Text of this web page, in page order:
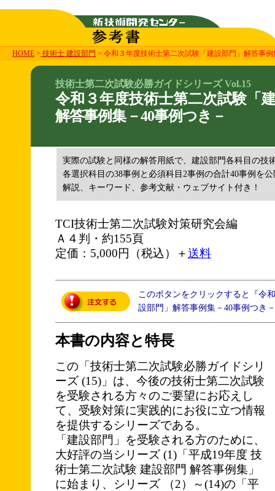
HOME > 技術士 建設部門 > 令和３年度技術士第二次試験「建設部門」解答事
技術士第二次試験必勝ガイドシリーズ Vol.15
令和３年度技術士第二次試験「
解答事例集－40事例つき－
実際の試験と同様の解答用紙で、建設部門各科目の技
各選択科目の38事例と必須科目2事例の合計40事例を公
解説、キーワード、参考文献・ウェブサイト付き！
TCI技術士第二次試験対策研究会編
Ａ４判・約155頁
定価：5,000円（税込）＋送料
このボタンをクリックすると『令
設部門」解答事例集－40事例つき
本書の内容と特長
この「技術士第二次試験必勝ガイドシリ
ーズ (15)」は、今後の技術士第二次試験
を受験される方々のご要望にお応えし
て、受験対策に実践的にお役に立つ情報
を提供するシリーズである。
「建設部門」を受験される方のために、
大好評の当シリーズ (1)「平成19年度 技
術士第二次試験 建設部門 解答事例集」
に始まり、シリーズ （2）～(14)の「平